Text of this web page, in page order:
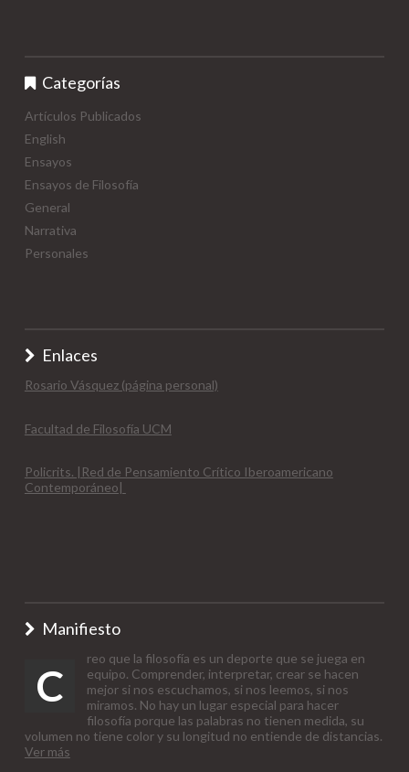
Categorías
Artículos Publicados
English
Ensayos
Ensayos de Filosofía
General
Narrativa
Personales
Enlaces
Rosario Vásquez (página personal)
Facultad de Filosofía UCM
Policrits. |Red de Pensamiento Crítico Iberoamericano
Contemporáneo|
Manifiesto
C
reo que la filosofía es un deporte que se juega en
equipo. Comprender, interpretar, crear se hacen
mejor si nos escuchamos, si nos leemos, si nos
miramos. No hay un lugar especial para hacer
filosofía porque las palabras no tienen medida, su
volumen no tiene color y su longitud no entiende de distancias.
Ver más